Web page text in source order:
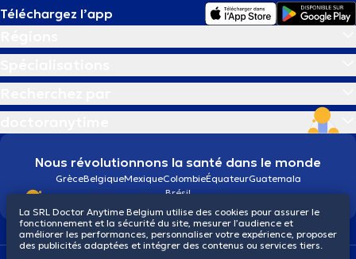
Téléchargez l’app
Nous révolutionnons la santé dans le monde
GrèceBelgiqueMexiqueColombieÉquateurGuatemala
Brésil
La SRL Doctor Anytime Belgium utilise des cookies pour assurer le
fonctionnement et la sécurité du site, mesurer l’audience et
améliorer les performances, personnaliser votre expérience, proposer
des publicités adaptées et intégrer des contenus ou services tiers.